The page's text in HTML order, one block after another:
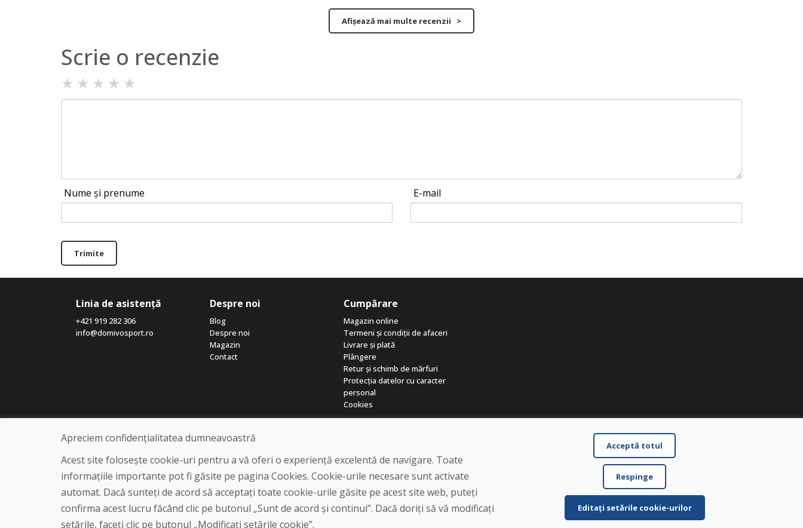
Afișează mai multe recenzii >
Scrie o recenzie
★ ★ ★ ★ ★
Nume și prenume E-mail
Trimite
Linia de asistență
+421 919 282 306
info@domivosport.ro
Despre noi
Blog
Despre noi
Magazin
Contact
Cumpărare
Magazin online
Termeni și condiții de afaceri
Livrare și plată
Plângere
Retur și schimb de mărfuri
Protecția datelor cu caracter
personal
Cookies
© DOMIVOSPORT 2026, Toate drepturile rezervate
DUFEKSOFT crearea de magazine electronice
Apreciem confidențialitatea dumneavoastră
Acest site folosește cookie-uri pentru a vă oferi o experiență excelentă de navigare. Toate
informațiile importante pot fi găsite pe pagina Cookies. Cookie-urile necesare sunt activate
automat. Dacă sunteți de acord să acceptați toate cookie-urile găsite pe acest site web, puteți
confirma acest lucru făcând clic pe butonul „Sunt de acord și continui”. Dacă doriți să vă modificați
setările, faceți clic pe butonul „Modificați setările cookie”.
Acceptă totul
Respinge
Editați setările cookie-urilor